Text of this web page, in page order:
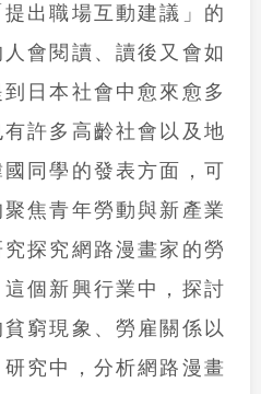
出職場互動建議」的
會閱讀、讀後又會如
日本社會中愈來愈多
許多高齡社會以及地
同學的發表方面，可
焦青年勞動與新產業
探究網路漫畫家的勞
個新興行業中，探討
窮現象、勞雇關係以
究中，分析網路漫畫